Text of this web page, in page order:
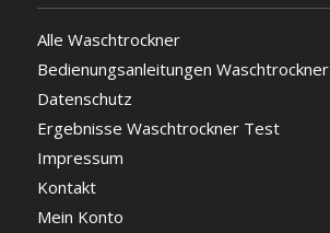
Alle Waschtrockner
Bedienungsanleitungen Waschtrockner
Datenschutz
Ergebnisse Waschtrockner Test
Impressum
Kontakt
Mein Konto